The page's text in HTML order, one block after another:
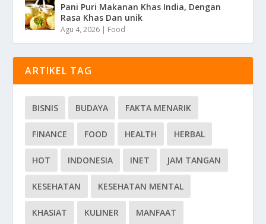
Pani Puri Makanan Khas India, Dengan
Rasa Khas Dan unik
Agu 4, 2026 | Food
ARTIKEL TAG
BISNIS BUDAYA FAKTA MENARIK
FINANCE FOOD HEALTH HERBAL
HOT INDONESIA INET JAM TANGAN
KESEHATAN KESEHATAN MENTAL
KHASIAT KULINER MANFAAT